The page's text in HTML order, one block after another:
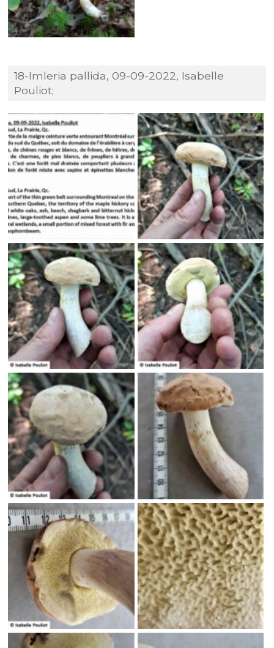
18-Imleria pallida, 09-09-2022, Isabelle
Pouliot;